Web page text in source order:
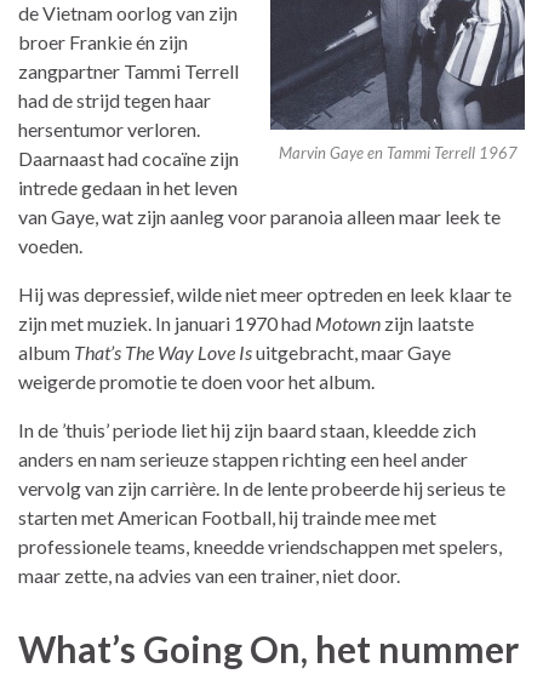
Marvin Gaye en Tammi Terrell 1967
de Vietnam oorlog van zijn
broer Frankie én zijn
zangpartner Tammi Terrell
had de strijd tegen haar
hersentumor verloren.
Daarnaast had cocaïne zijn
intrede gedaan in het leven
van Gaye, wat zijn aanleg voor paranoia alleen maar leek te
voeden.
Hij was depressief, wilde niet meer optreden en leek klaar te
zijn met muziek. In januari 1970 had Motown zijn laatste
album That’s The Way Love Isuitgebracht, maar Gaye
weigerde promotie te doen voor het album.
In de ’thuis’ periode liet hij zijn baard staan, kleedde zich
anders en nam serieuze stappen richting een heel ander
vervolg van zijn carrière. In de lente probeerde hij serieus te
starten met American Football, hij trainde mee met
professionele teams, kneedde vriendschappen met spelers,
maar zette, na advies van een trainer, niet door.
What’s Going On, het nummer